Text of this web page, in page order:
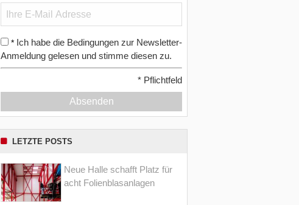
* Ich habe die Bedingungen zur Newsletter-
Anmeldung gelesen und stimme diesen zu.
* Pflichtfeld
Absenden
LETZTE POSTS
Neue Halle schafft Platz für
acht Folienblasanlagen